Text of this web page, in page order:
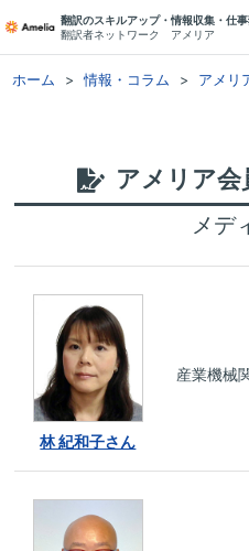
翻訳のスキルアップ・情報収集・仕
翻訳者ネットワーク アメリア
ホーム 情報・コラム アメリ
アメリア
メデ
林 紀和子さん
産業機械